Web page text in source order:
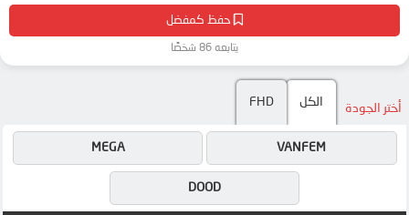
حفظ كمفضل
يتابعه 86 شخصًا
أختر الجودة الكل FHD
DOOD
VANFEM
MEGA